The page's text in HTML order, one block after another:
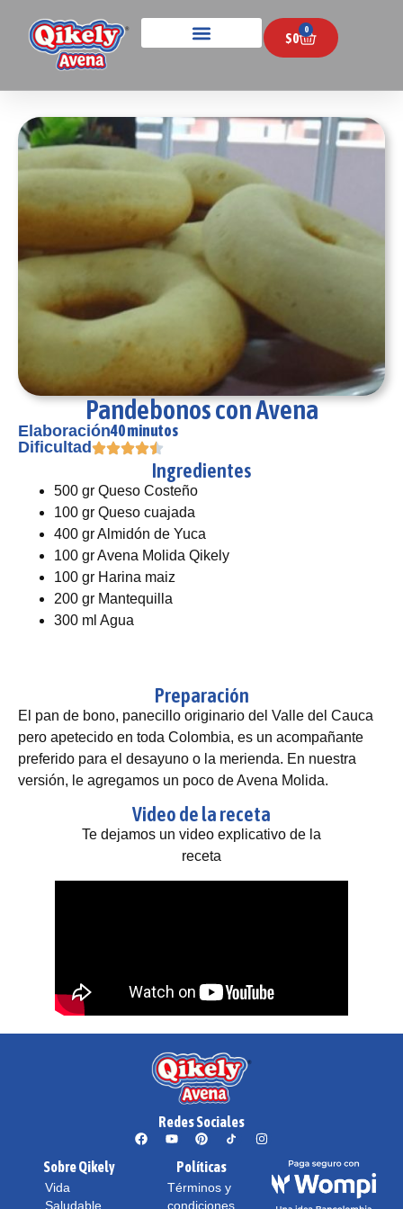
$0
0
Pandebonos con Avena
Elaboración40 minutos
Dificultad
Ingredientes
500 gr Queso Costeño
100 gr Queso cuajada
400 gr Almidón de Yuca
100 gr Avena Molida Qikely
100 gr Harina maiz
200 gr Mantequilla
300 ml Agua
Preparación
El pan de bono, panecillo originario del Valle del Cauca
pero apetecido en toda Colombia, es un acompañante
preferido para el desayuno o la merienda. En nuestra
versión, le agregamos un poco de Avena Molida.
Video de la receta
Te dejamos un video explicativo de la
receta
Redes Sociales
Sobre Qikely
Vida
Saludable
Políticas
Términos y
condiciones